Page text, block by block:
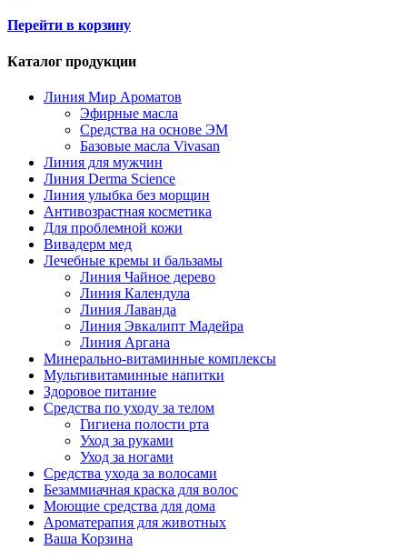
Перейти в корзину
Каталог продукции
Линия Мир Ароматов
Эфирные масла
Средства на основе ЭМ
Базовые масла Vivasan
Линия для мужчин
Линия Derma Science
Линия улыбка без морщин
Антивозрастная косметика
Для проблемной кожи
Вивадерм мед
Лечебные кремы и бальзамы
Линия Чайное дерево
Линия Календула
Линия Лаванда
Линия Эвкалипт Мадейра
Линия Аргана
Минерально-витаминные комплексы
Мультивитаминные напитки
Здоровое питание
Средства по уходу за телом
Гигиена полости рта
Уход за руками
Уход за ногами
Средства ухода за волосами
Безаммиачная краска для волос
Моющие средства для дома
Ароматерапия для животных
Ваша Корзина